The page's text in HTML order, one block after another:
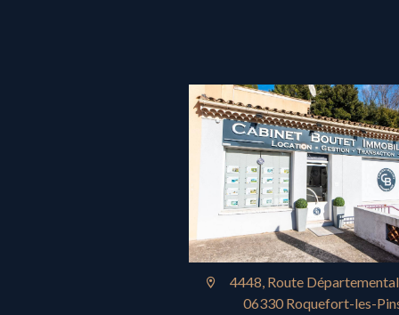
4448, Route
06330 Roquefort-les-